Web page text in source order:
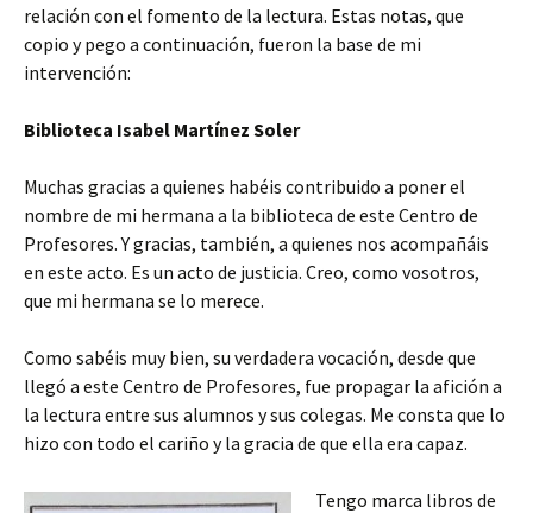
relación con el fomento de la lectura. Estas notas, que
copio y pego a continuación, fueron la base de mi
intervención:
Biblioteca Isabel Martínez Soler
Muchas gracias a quienes habéis contribuido a poner el
nombre de mi hermana a la biblioteca de este Centro de
Profesores. Y gracias, también, a quienes nos acompañáis
en este acto. Es un acto de justicia. Creo, como vosotros,
que mi hermana se lo merece.
Como sabéis muy bien, su verdadera vocación, desde que
llegó a este Centro de Profesores, fue propagar la afición a
la lectura entre sus alumnos y sus colegas. Me consta que lo
hizo con todo el cariño y la gracia de que ella era capaz.
Tengo marca libros de